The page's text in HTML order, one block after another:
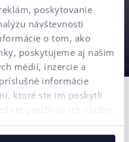
poskytovanie
návštevnosti
o tom, ako
poskytujeme aj našim
médií, inzercie a
informácie
ktoré ste im poskytli
ste používali ich služby.